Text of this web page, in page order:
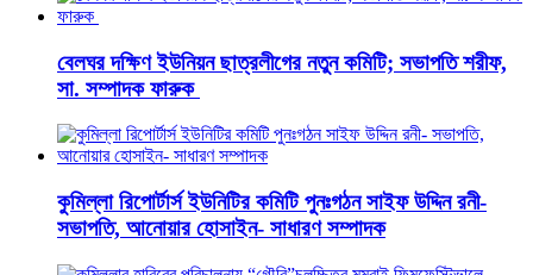
বেলঘর দক্ষিণ ইউনিয়ন ছাত্রলীগের নতুন কমিটি; সভাপতি শরীফ,
সা. সম্পাদক ফারুক
কুমিল্লা রিপোর্টার্স ইউনিটির কমিটি পুনঃগঠন সাইফ উদ্দিন রনী-
সভাপতি, আনোয়ার হোসাইন- সাধারণ সম্পাদক